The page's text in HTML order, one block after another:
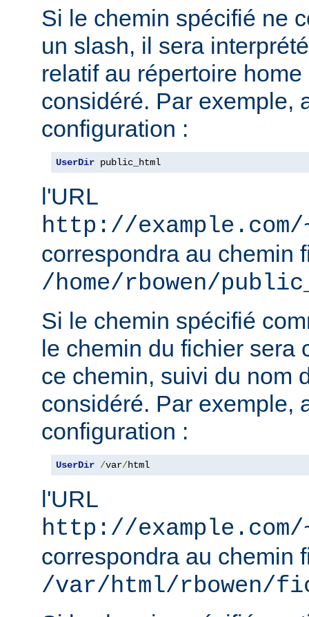
Si le chemin spécifié ne
un slash, il sera
relatif au répertoire
considéré. Par exemple,
configuration :
UserDir public_html
l'URL
http://
correspondra au chemin
/home/rbowen/
Si le chemin spécifié
le chemin du fichier sera
ce chemin, suivi du nom
considéré. Par exemple,
configuration :
UserDir /var/html
l'URL
http://
correspondra au chemin
/var/html/rbowen/